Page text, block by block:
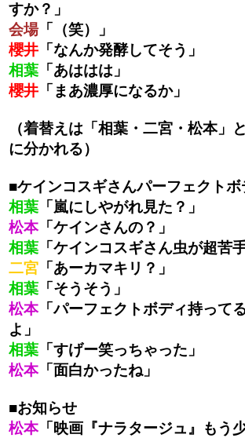
すか？」
会場「（笑）」
櫻井 「なんか発酵してそう」
相葉 「あははは」
櫻井 「まあ濃厚になるか」
（着替えは「相葉・二宮・松本」
に分かれる）
■ケインコスギさんパーフェクトボ
相葉 「嵐にしやがれ見た？」
松本「ケインさんの？」
相葉 「ケインコスギさん虫が超苦
二宮 「あーカマキリ？」
相葉 「そうそう」
松本「パーフェクトボディ持って
よ」
相葉 「すげー笑っちゃった」
松本「面白かったね」
■お知らせ
松本「映画『ナラタージュ』もう